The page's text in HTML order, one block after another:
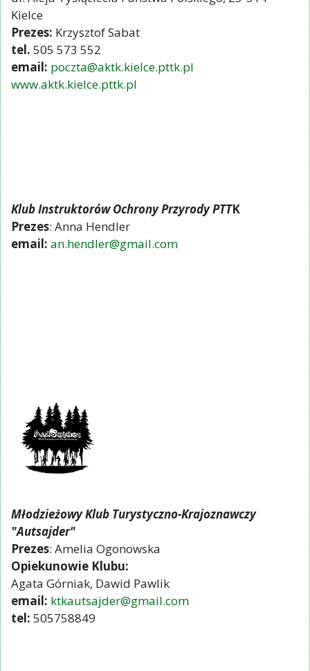
Kielce
Prezes: Krzysztof Sabat
tel. 505 573 552
email: poczta@aktk.kielce.pttk.pl
www.aktk.kielce.pttk.pl
Klub Instruktorów Ochrony Przyrody PTTK
Prezes: Anna Hendler
email: an.hendler@gmail.com
Młodzieżowy Klub Turystyczno-Krajoznawczy
"Autsajder"
Prezes: Amelia Ogonowska
Opiekunowie Klubu:
Agata Górniak, Dawid Pawlik
email: ktkautsajder@gmail.com
tel: 505758849